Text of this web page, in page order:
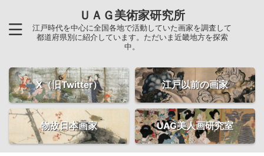
ＵＡＧ美術家研究所
江戸時代を中心に全国各地で活動していた画家を調査して
都道府県別に紹介しています。ただいま近畿地方を探索
中。
X（旧Twitter） 江戸以前の画家
物故日本画家 UAG美人画研究室